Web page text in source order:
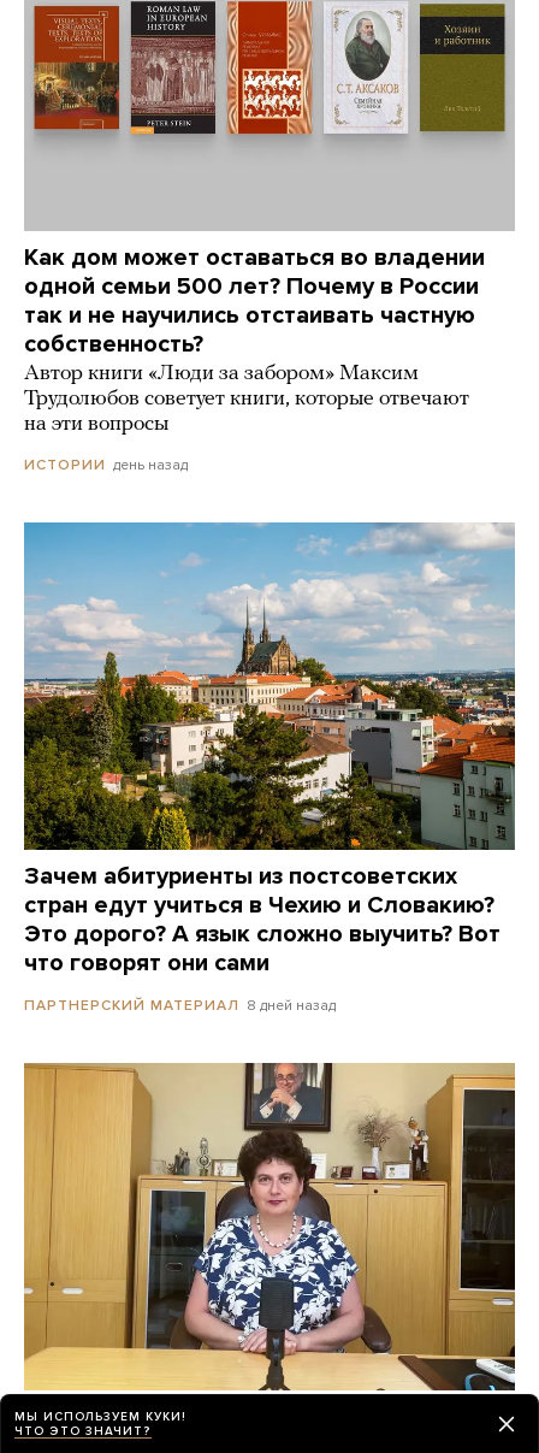
Как дом может оставаться во владении
одной семьи 500 лет? Почему в России
так и не научились отстаивать частную
собственность?
Автор книги «Люди за забором» Максим
Трудолюбов советует книги, которые отвечают
на эти вопросы
ИСТОРИИ день назад
Зачем абитуриенты из постсоветских
стран едут учиться в Чехию и Словакию?
Это дорого? А язык сложно выучить? Вот
что говорят они сами
ПАРТНЕРСКИЙ МАТЕРИАЛ 8 дней назад
«Психиатрия возвращается в темные
времена»
МЫ ИСПОЛЬЗУЕМ КУКИ!
ЧТО ЭТО ЗНАЧИТ?